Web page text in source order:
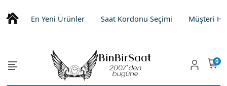
En Yeni Ürünler Saat Kordonu Seçimi Müşteri
0